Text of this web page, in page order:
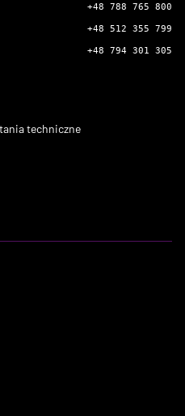
+48 788 765 800
+48 512 355 799
+48 794 301 305
techniczne